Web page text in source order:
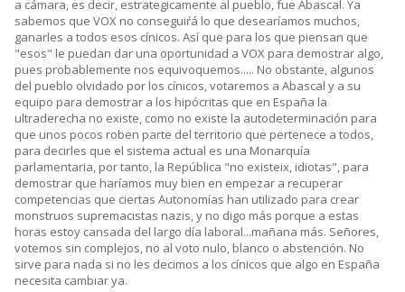
a cámara, es decir, estrategicamente al pueblo, fue Abascal. Ya
sabemos que VOX no conseguiŕá lo que desearíamos muchos,
ganarles a todos esos cínicos. Así que para los que piensan que
"esos" le puedan dar una oportunidad a VOX para demostrar algo,
pues probablemente nos equivoquemos..... No obstante, algunos
del pueblo olvidado por los cínicos, votaremos a Abascal y a su
equipo para demostrar a los hipócritas que en España la
ultraderecha no existe, como no existe la autodeterminación para
que unos pocos roben parte del territorio que pertenece a todos,
para decirles que el sistema actual es una Monarquía
parlamentaria, por tanto, la República "no existeix, idiotas", para
demostrar que haríamos muy bien en empezar a recuperar
competencias que ciertas Autonomías han utilizado para crear
monstruos supremacistas nazis, y no digo más porque a estas
horas estoy cansada del largo día laboral...mañana más. Señores,
votemos sin complejos, no al voto nulo, blanco o abstención. No
sirve para nada si no les decimos a los cínicos que algo en España
necesita cambiar ya.